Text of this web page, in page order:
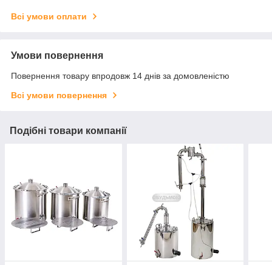
Всі умови оплати
Умови повернення
Повернення товару впродовж 14 днів за домовленістю
Всі умови повернення
Подібні товари компанії